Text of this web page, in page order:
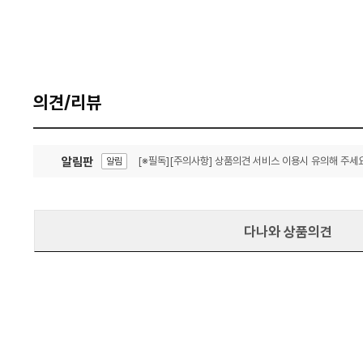
의견/리뷰
알림판 알림 [※필독][주의사항] 상품의견 서비스 이용시 유의해 주세
다나와 상품의견